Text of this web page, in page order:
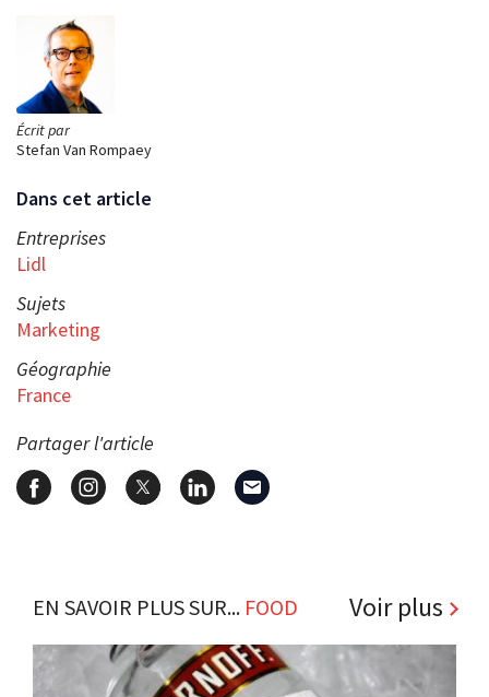
Écrit par
Stefan Van Rompaey
Dans cet article
Entreprises
Lidl
Sujets
Marketing
Géographie
France
Partager l'article
EN SAVOIR PLUS SUR... FOOD Voir plus